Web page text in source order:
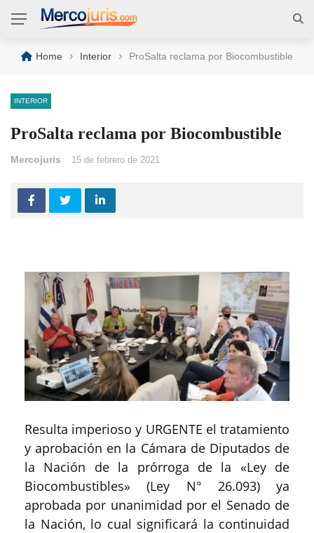
Home › Interior › ProSalta reclama por Biocombustible
INTERIOR
ProSalta reclama por Biocombustible
Mercojuris 15 de febrero de 2021
Resulta imperioso y URGENTE el tratamiento
y aprobación en la Cámara de Diputados de
la Nación de la prórroga de la «Ley de
Biocombustibles» (Ley N° 26.093) ya
aprobada por unanimidad por el Senado de
la Nación, lo cual significará la continuidad